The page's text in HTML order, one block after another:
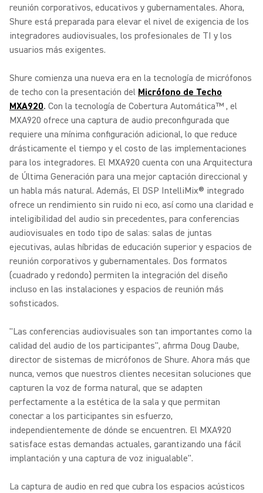
reunión corporativos, educativos y gubernamentales. Ahora,
Shure está preparada para elevar el nivel de exigencia de los
integradores audiovisuales, los profesionales de TI y los
usuarios más exigentes.
Shure comienza una nueva era en la tecnología de micrófonos
de techo con la presentación del Micrófono de Techo
MXA920. Con la tecnología de Cobertura Automática™ , el
MXA920 ofrece una captura de audio preconfigurada que
requiere una mínima configuración adicional, lo que reduce
drásticamente el tiempo y el costo de las implementaciones
para los integradores. El MXA920 cuenta con una Arquitectura
de Última Generación para una mejor captación direccional y
un habla más natural. Además, El DSP IntelliMix® integrado
ofrece un rendimiento sin ruido ni eco, así como una claridad e
inteligibilidad del audio sin precedentes, para conferencias
audiovisuales en todo tipo de salas: salas de juntas
ejecutivas, aulas híbridas de educación superior y espacios de
reunión corporativos y gubernamentales. Dos formatos
(cuadrado y redondo) permiten la integración del diseño
incluso en las instalaciones y espacios de reunión más
sofisticados.
"Las conferencias audiovisuales son tan importantes como la
calidad del audio de los participantes", afirma Doug Daube,
director de sistemas de micrófonos de Shure. Ahora más que
nunca, vemos que nuestros clientes necesitan soluciones que
capturen la voz de forma natural, que se adapten
perfectamente a la estética de la sala y que permitan
conectar a los participantes sin esfuerzo,
independientemente de dónde se encuentren. El MXA920
satisface estas demandas actuales, garantizando una fácil
implantación y una captura de voz inigualable".
La captura de audio en red que cubra los espacios acústicos